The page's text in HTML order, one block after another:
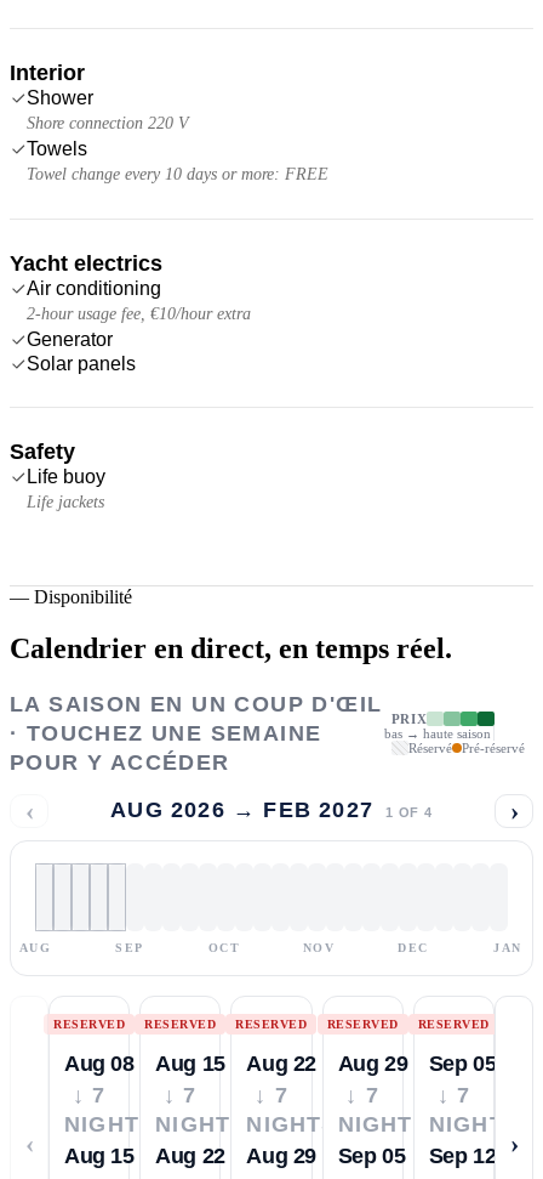
Interior
Shower
Shore connection 220 V
Towels
Towel change every 10 days or more: FREE
Yacht electrics
Air conditioning
2-hour usage fee, €10/hour extra
Generator
Solar panels
Safety
Life buoy
Life jackets
— Disponibilité
Calendrier en direct, en temps réel.
LA SAISON EN UN COUP D'ŒIL
· TOUCHEZ UNE SEMAINE
POUR Y ACCÉDER
PRIX
bas → haute saison
Réservé
Pré-réservé
‹ AUG 2026 → FEB 2027 1 OF 4 ›
AUG SEP OCT NOV DEC JAN
‹
RESERVED
Aug 08
↓ 7
NIGHTS
Aug 15
RESERVED
Aug 15
↓ 7
NIGHTS
Aug 22
RESERVED
Aug 22
↓ 7
NIGHTS
Aug 29
RESERVED
Aug 29
↓ 7
NIGHTS
Sep 05
RESERVED
Sep 05
↓ 7
NIGHTS
Sep 12
›